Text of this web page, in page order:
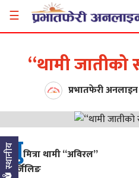
☰
स्थानीय
“थामी जातीको
प्रभातफेरी अनलाइन
सुमित्रा थामी “अविरल”
दार्जिलिङ